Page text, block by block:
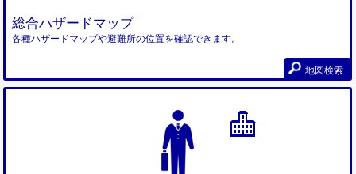
総合ハザードマップ
各種ハザードマップや避難所の位置を確認できます。
地図検索